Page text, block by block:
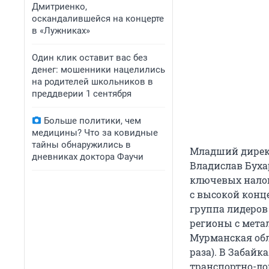
Дмитриенко,
оскандалившейся на концерте
в «Лужниках»
Один клик оставит вас без
денег: мошенники нацелились
на родителей школьников в
преддверии 1 сентября
Больше политики, чем
медицины? Что за ковидные
тайны обнаружились в
дневниках доктора Фаучи
Младший
Владислав
ключевых
с высокой
группа
регионы с
Мурманская
раза). В
транспортно-